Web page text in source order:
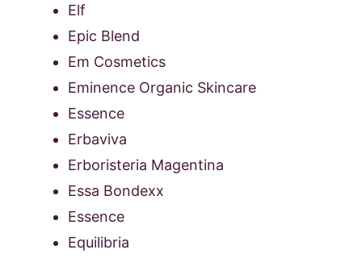
Elf
Epic Blend
Em Cosmetics
Eminence Organic Skincare
Essence
Erbaviva
Erboristeria Magentina
Essa Bondexx
Essence
Equilibria